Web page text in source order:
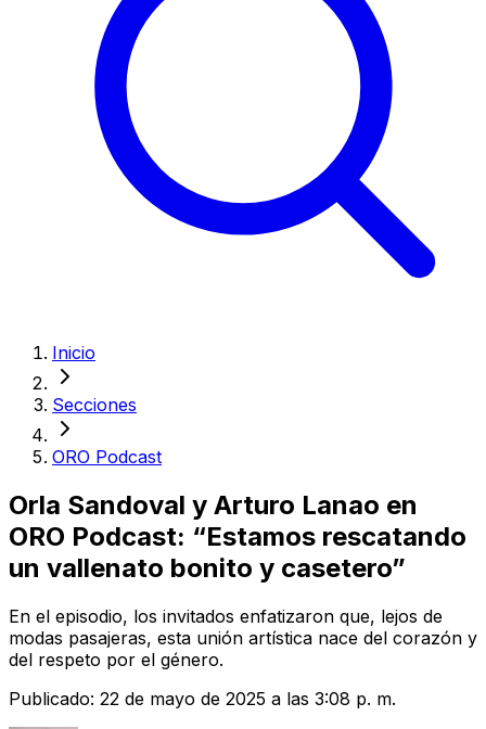
Inicio
Secciones
ORO Podcast
Orla Sandoval y Arturo Lanao en
ORO Podcast: “Estamos rescatando
un vallenato bonito y casetero”
En el episodio, los invitados enfatizaron que, lejos de
modas pasajeras, esta unión artística nace del corazón y
del respeto por el género.
Publicado: 22 de mayo de 2025 a las 3:08 p. m.